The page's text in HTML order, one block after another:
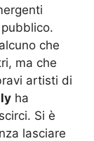
che
ma che
artisti di
ha
Si è
lasciare